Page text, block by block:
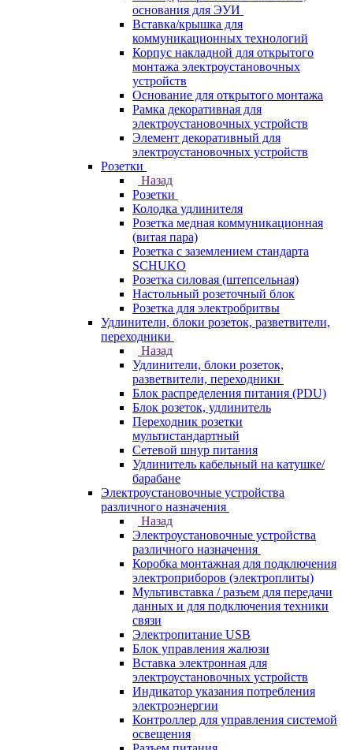
основания для ЭУИ
Вставка/крышка для
коммуникационных технологий
Корпус накладной для открытого
монтажа электроустановочных
устройств
Основание для открытого монтажа
Рамка декоративная для
электроустановочных устройств
Элемент декоративный для
электроустановочных устройств
Розетки
Назад
Розетки
Колодка удлинителя
Розетка медная коммуникационная
(витая пара)
Розетка с заземлением стандарта
SCHUKO
Розетка силовая (штепсельная)
Настольный розеточный блок
Розетка для электробритвы
Удлинители, блоки розеток, разветвители,
переходники
Назад
Удлинители, блоки розеток,
разветвители, переходники
Блок распределения питания (PDU)
Блок розеток, удлинитель
Переходник розетки
мультистандартный
Сетевой шнур питания
Удлинитель кабельный на катушке/
барабане
Электроустановочные устройства
различного назначения
Назад
Электроустановочные устройства
различного назначения
Коробка монтажная для подключения
электроприборов (электроплиты)
Мультивставка / разъем для передачи
данных и для подключения техники
связи
Электропитание USB
Блок управления жалюзи
Вставка электронная для
электроустановочных устройств
Индикатор указания потребления
электроэнергии
Контроллер для управления системой
освещения